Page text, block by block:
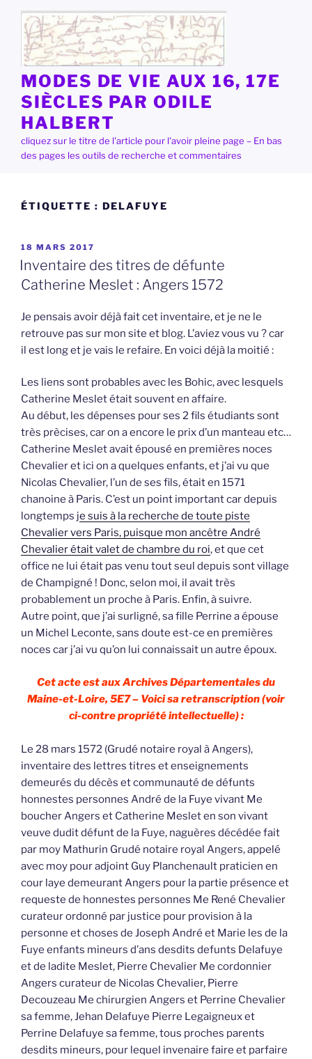
contenu
principal
MODES DE VIE AUX 16, 17E
SIÈCLES PAR ODILE
HALBERT
cliquez sur le titre de l'article pour l'avoir pleine page – En bas
des pages les outils de recherche et commentaires
ÉTIQUETTE : DELAFUYE
PUBLIÉ
LE
18 MARS 2017
Inventaire des titres de défunte
Catherine Meslet : Angers 1572
Je pensais avoir déjà fait cet inventaire, et je ne le
retrouve pas sur mon site et blog. L’aviez vous vu ? car
il est long et je vais le refaire. En voici déjà la moitié :
Les liens sont probables avec les Bohic, avec lesquels
Catherine Meslet était souvent en affaire.
Au début, les dépenses pour ses 2 fils étudiants sont
très prècises, car on a encore le prix d’un manteau etc…
Catherine Meslet avait épousé en premières noces
Chevalier et ici on a quelques enfants, et j’ai vu que
Nicolas Chevalier, l’un de ses fils, était en 1571
chanoine à Paris. C’est un point important car depuis
longtemps je suis à la recherche de toute piste
Chevalier vers Paris, puisque mon ancêtre André
Chevalier était valet de chambre du roi, et que cet
office ne lui était pas venu tout seul depuis sont village
de Champigné ! Donc, selon moi, il avait très
probablement un proche à Paris. Enfin, à suivre.
Autre point, que j’ai surligné, sa fille Perrine a épouse
un Michel Leconte, sans doute est-ce en premières
noces car j’ai vu qu’on lui connaissait un autre époux.
Cet acte est aux Archives Départementales du
Maine-et-Loire, 5E7 – Voici sa retranscription (voir
ci-contre propriété intellectuelle) :
Le 28 mars 1572 (Grudé notaire royal à Angers),
inventaire des lettres titres et enseignements
demeurés du décès et communauté de défunts
honnestes personnes André de la Fuye vivant Me
boucher Angers et Catherine Meslet en son vivant
veuve dudit défunt de la Fuye, naguères décédée fait
par moy Mathurin Grudé notaire royal Angers, appelé
avec moy pour adjoint Guy Planchenault praticien en
cour laye demeurant Angers pour la partie présence et
requeste de honnestes personnes Me René Chevalier
curateur ordonné par justice pour provision à la
personne et choses de Joseph André et Marie les de la
Fuye enfants mineurs d’ans desdits defunts Delafuye
et de ladite Meslet, Pierre Chevalier Me cordonnier
Angers curateur de Nicolas Chevalier, Pierre
Decouzeau Me chirurgien Angers et Perrine Chevalier
sa femme, Jehan Delafuye Pierre Legaigneux et
Perrine Delafuye sa femme, tous proches parents
desdits mineurs, pour lequel invenaire faire et parfaire